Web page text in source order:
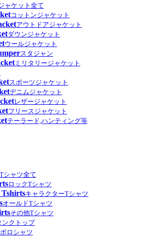
ャケット全て
コットンジャケット
アウトドアジャケット
ダウンジャケット
ウールジャケット
スタジャン
ミリタリージャケット
スポーツジャケット
デニムジャケット
レザージャケット
フリースジャケット
テーラード,ハンティング等
Tシャツ全て
ロックTシャツ
キャラクターTシャツ
オールドTシャツ
その他Tシャツ
ンクトップ
ポロシャツ